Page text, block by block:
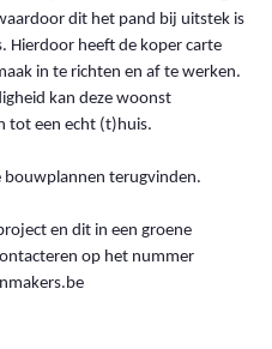
dit het pand bij uitstek is
Hierdoor heeft de koper carte
in te richten en af te werken.
kan deze woonst
tot een echt (t)huis.
bouwplannen terugvinden.
en dit in een groene
op het nummer